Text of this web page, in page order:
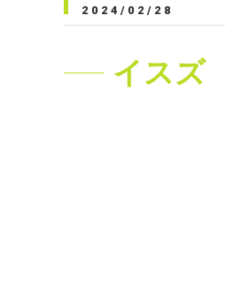
2024/02/28
イス